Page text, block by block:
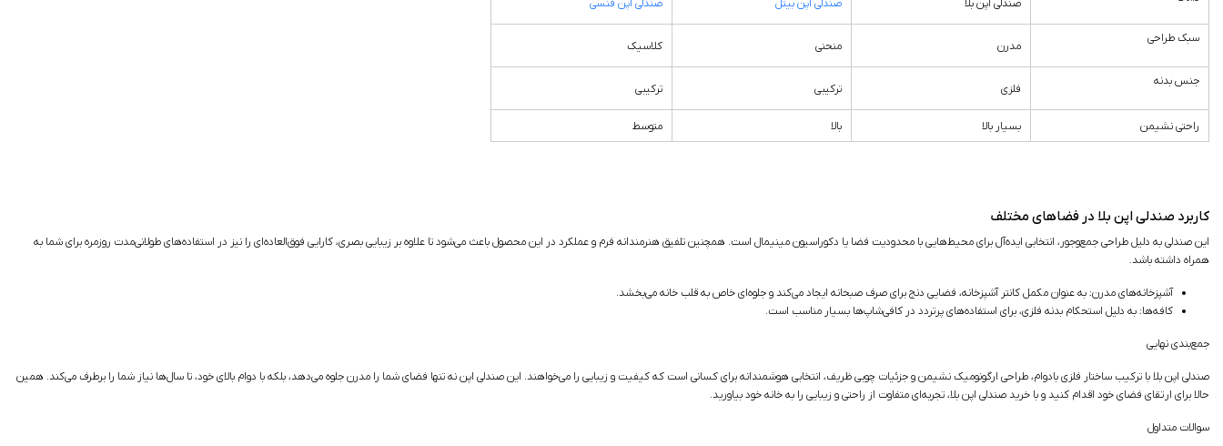
صندلی اپن بلا صندلی اپن بیتل صندلی اپن فنسی
سبک طراحی
مدرن منحنی کلاسیک
جنس بدنه
فلزی ترکیبی ترکیبی
راحتی نشیمن بسیار بالا بالا متوسط
کاربرد صندلی اپن بلا در فضاهای مختلف
این صندلی به دلیل طراحی جمع‌وجور، انتخابی ایده‌آل برای محیط‌هایی با محدودیت فضا یا دکوراسیون مینیمال است. همچنین تلفیق هنرمندانه فرم و عملکرد در این محصول باعث می‌شود تا علاوه بر زیبایی بصری، کارایی فوق‌العاده‌ای را نیز در استفاده‌های طولانی‌مدت روزمره برای شما به
همراه داشته باشد.
آشپزخانه‌های مدرن: به عنوان مکمل کانتر آشپزخانه، فضایی دنج برای صرف صبحانه ایجاد می‌کند و جلوه‌ای خاص به قلب خانه می‌بخشد.
کافه‌ها: به دلیل استحکام بدنه فلزی، برای استفاده‌های پرتردد در کافی‌شاپ‌ها بسیار مناسب است.
جمع‌بندی نهایی
صندلی اپن بلا با ترکیب ساختار فلزی بادوام، طراحی ارگونومیک نشیمن و جزئیات چوبی ظریف، انتخابی هوشمندانه برای کسانی است که کیفیت و زیبایی را می‌خواهند. این صندلی اپن نه تنها فضای شما را مدرن جلوه می‌دهد، بلکه با دوام بالای خود، تا سال‌ها نیاز شما را برطرف می‌کند. همین
حالا برای ارتقای فضای خود اقدام کنید و با خرید صندلی اپن بلا، تجربه‌ای متفاوت از راحتی و زیبایی را به خانه خود بیاورید.
سوالات متداول